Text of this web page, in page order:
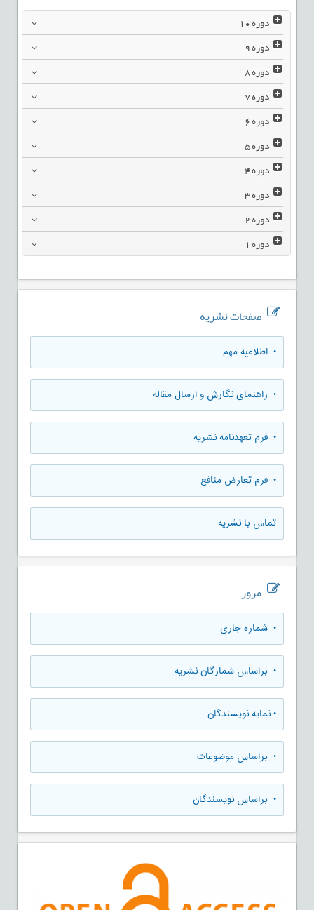
دوره10
دوره9
دوره8
دوره7
دوره6
دوره5
دوره4
دوره3
دوره2
دوره1
صفحات نشریه
• اطلاعیه مهم
• راهنمای نگارش و ارسال مقاله
• فرم تعهدنامه نشریه
• فرم تعارض منافع
تماس با نشریه
مرور
• شماره جاری
• براساس شمارگان نشریه
•نمایه نویسندگان
• براساس موضوعات
• براساس نویسندگان